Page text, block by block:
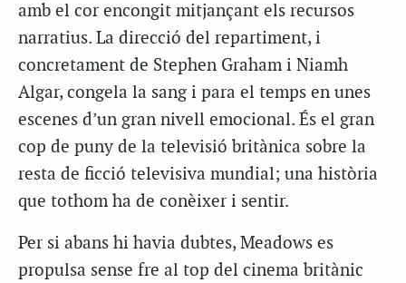
amb el cor encongit mitjançant els recursos
narratius. La direcció del repartiment, i
concretament de Stephen Graham i Niamh
Algar, congela la sang i para el temps en unes
escenes d’un gran nivell emocional. És el gran
cop de puny de la televisió britànica sobre la
resta de ficció televisiva mundial; una història
que tothom ha de conèixer i sentir.
Per si abans hi havia dubtes, Meadows es
propulsa sense fre al top del cinema britànic